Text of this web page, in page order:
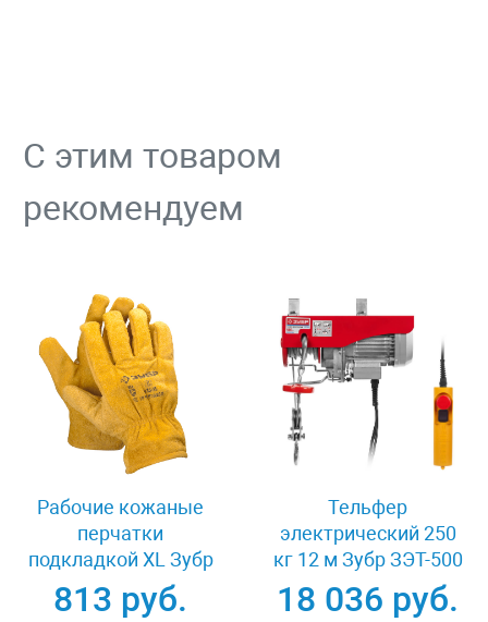
С этим товаром
рекомендуем
Рабочие кожаные
перчатки
подкладкой XL Зубр
МАСТЕР 1135-XL
813 руб.
Тельфер
электрический 250
кг 12 м Зубр ЗЭТ-500
18 036 руб.